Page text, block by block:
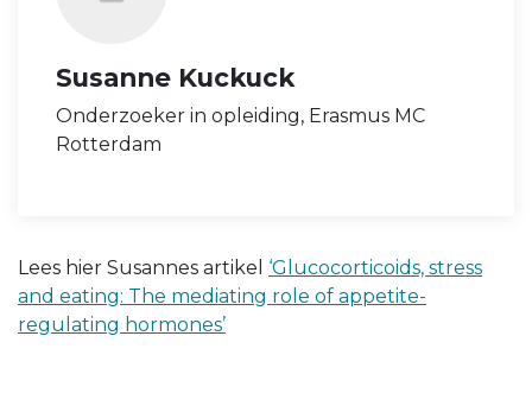
Susanne Kuckuck
Onderzoeker in opleiding, Erasmus MC
Rotterdam
Lees hier Susannes artikel ‘Glucocorticoids, stress
and eating: The mediating role of appetite-
regulating hormones’